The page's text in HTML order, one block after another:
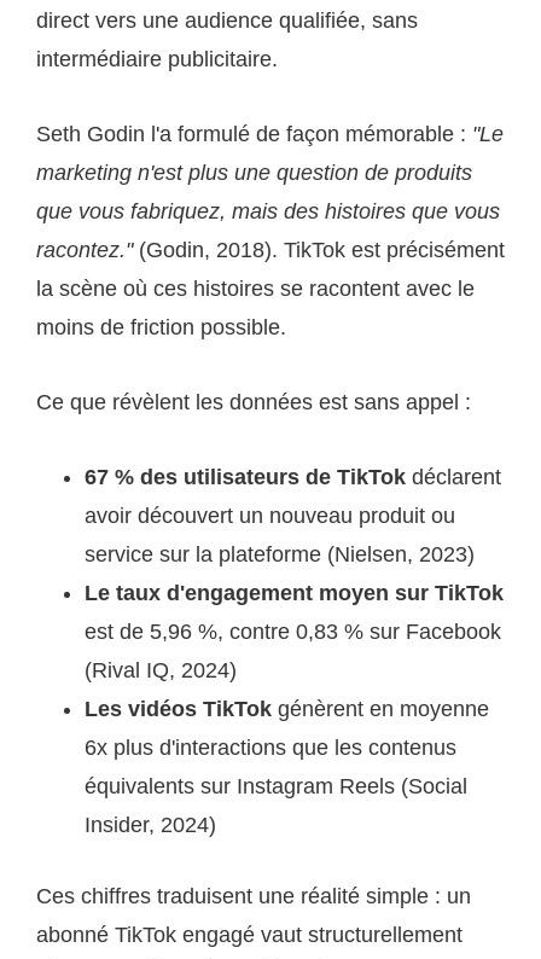
direct vers une audience qualifiée, sans
intermédiaire publicitaire.
Seth Godin l'a formulé de façon mémorable : "Le
marketing n'est plus une question de produits
que vous fabriquez, mais des histoires que vous
racontez."(Godin, 2018). TikTok est précisément
la scène où ces histoires se racontent avec le
moins de friction possible.
Ce que révèlent les données est sans appel :
67 % des utilisateurs de TikTok déclarent
avoir découvert un nouveau produit ou
service sur la plateforme (Nielsen, 2023)
Le taux d'engagement moyen sur TikTok
est de 5,96 %, contre 0,83 % sur Facebook
(Rival IQ, 2024)
Les vidéos TikTok génèrent en moyenne
6x plus d'interactions que les contenus
équivalents sur Instagram Reels (Social
Insider, 2024)
Ces chiffres traduisent une réalité simple : un
abonné TikTok engagé vaut structurellement